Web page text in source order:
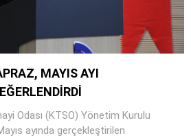
MAYIS AYI
Odası (KTSO) Yönetim Kurulu
ayında gerçekleştirilen